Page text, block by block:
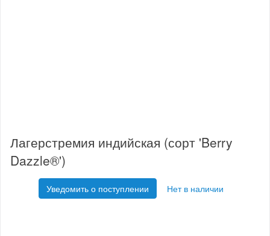
Лагерстремия индийская (сорт 'Berry
Dazzle®')
Уведомить о поступлении Нет в наличии